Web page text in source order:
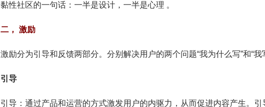
黏性社区的一句话：一半是设计，一半是心理 。
二， 激励
激励分为引导和反馈两部分。分别解决用户的两个问题“我为什么写”和“我
引导
引导：通过产品和运营的方式激发用户的内驱力，从而促进内容产生。